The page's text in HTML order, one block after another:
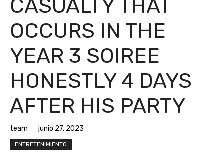
CASUALTY THAT
OCCURS IN THE
YEAR 3 SOIREE
HONESTLY 4 DAYS
AFTER HIS PARTY
team junio 27, 2023
ENTRETENIMIENTO